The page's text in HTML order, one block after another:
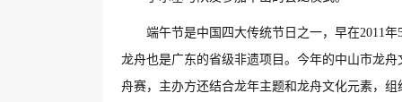
端午节是中国四大传统节日之一，早在2011
龙舟也是广东的省级非遗项目。今年的中山市龙
舟赛，主办方还结合龙年主题和龙舟文化元素，